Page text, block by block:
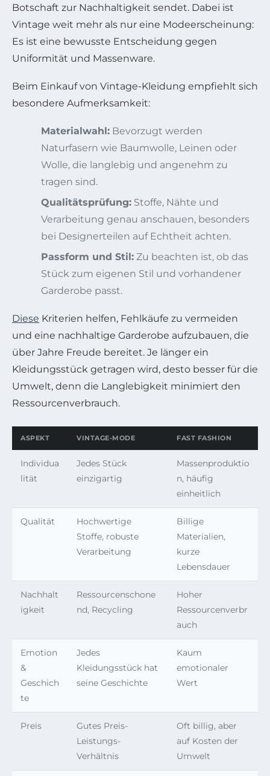
Botschaft zur Nachhaltigkeit sendet. Dabei ist
Vintage weit mehr als nur eine Modeerscheinung:
Es ist eine bewusste Entscheidung gegen
Uniformität und Massenware.
Beim Einkauf von Vintage-Kleidung empfiehlt sich
besondere Aufmerksamkeit:
Materialwahl: Bevorzugt werden
Naturfasern wie Baumwolle, Leinen oder
Wolle, die langlebig und angenehm zu
tragen sind.
Qualitätsprüfung: Stoffe, Nähte und
Verarbeitung genau anschauen, besonders
bei Designerteilen auf Echtheit achten.
Passform und Stil: Zu beachten ist, ob das
Stück zum eigenen Stil und vorhandener
Garderobe passt.
Diese Kriterien helfen, Fehlkäufe zu vermeiden
und eine nachhaltige Garderobe aufzubauen, die
über Jahre Freude bereitet. Je länger ein
Kleidungsstück getragen wird, desto besser für die
Umwelt, denn die Langlebigkeit minimiert den
Ressourcenverbrauch.
ASPEKT VINTAGE-MODE FAST FASHION
Individua
lität
Jedes Stück
einzigartig
Massenproduktio
n, häufig
einheitlich
Qualität
Hochwertige
Stoffe, robuste
Verarbeitung
Billige
Materialien,
kurze
Lebensdauer
Nachhalt
igkeit
Ressourcenschone
nd, Recycling
Hoher
Ressourcenverbr
auch
Emotion
&
Geschich
te
Jedes
Kleidungsstück hat
seine Geschichte
Kaum
emotionaler
Wert
Preis
Gutes Preis-
Leistungs-
Verhältnis
Oft billig, aber
auf Kosten der
Umwelt